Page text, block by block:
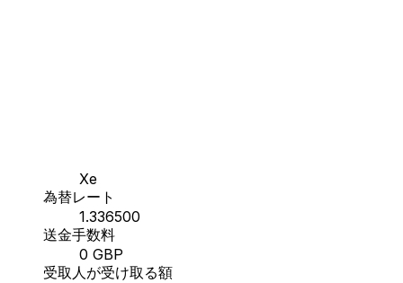
Xe
為替レート
1.336500
送金手数料
0 GBP
受取人が受け取る額